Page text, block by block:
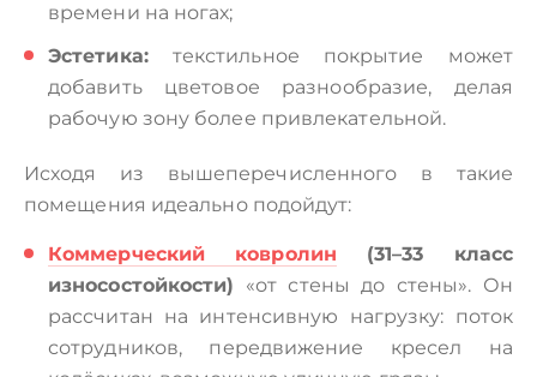
времени на ногах;
Эстетика:текстильное покрытие может
добавить цветовое разнообразие, делая
рабочую зону более привлекательной.
Исходя из вышеперечисленного в такие
помещения идеально подойдут:
Коммерческий ковролин (31–33 класс
износостойкости) «от стены до стены». Он
рассчитан на интенсивную нагрузку: поток
сотрудников, передвижение кресел на